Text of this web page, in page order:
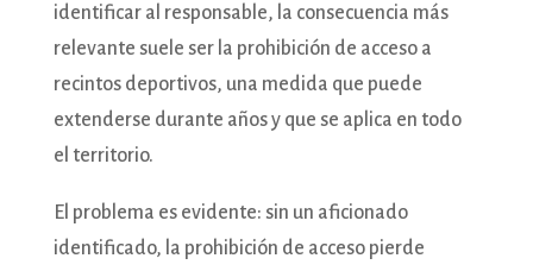
identificar al responsable, la consecuencia más
relevante suele ser la prohibición de acceso a
recintos deportivos, una medida que puede
extenderse durante años y que se aplica en todo
el territorio.
El problema es evidente: sin un aficionado
identificado, la prohibición de acceso pierde